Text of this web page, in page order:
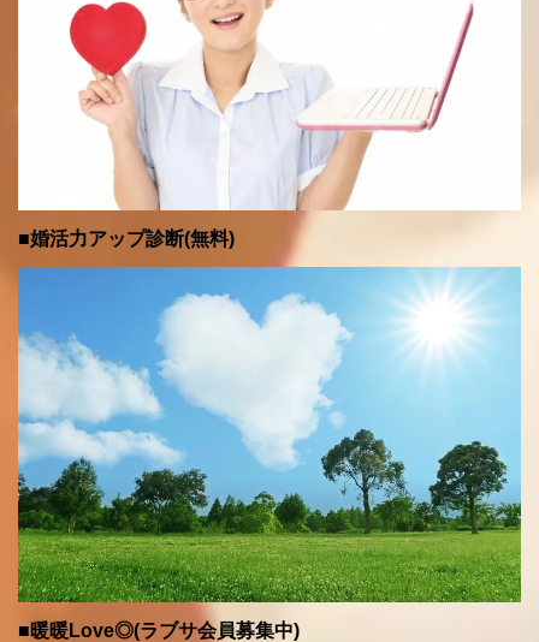
■婚活力アップ診断(無料)
■暖暖Love◎(ラブサ会員募集中)